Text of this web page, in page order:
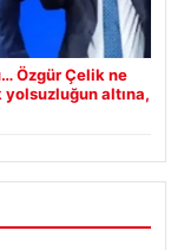
Özgür Çelik ne
yolsuzluğun altına,